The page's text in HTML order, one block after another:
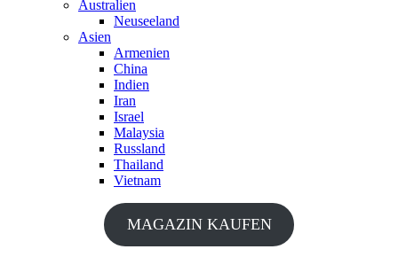
Australien
Neuseeland
Asien
Armenien
China
Indien
Iran
Israel
Malaysia
Russland
Thailand
Vietnam
MAGAZIN KAUFEN